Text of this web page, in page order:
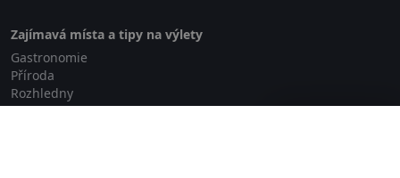
Zajímavá místa a tipy na výlety
Gastronomie
Příroda
Rozhledny
Relaxace a wellness